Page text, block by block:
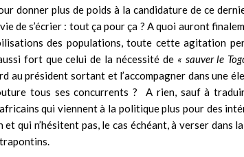
donner plus de poids à la candidature de ce
de s’écrier : tout ça pour ça ? A quoi auront
des populations, toute cette agitation
fort que celui de la nécessité de « sauver le
au président sortant et l’accompagner dans une
tous ses concurrents ? A rien, sauf à
qui viennent à la politique plus pour des
et qui n’hésitent pas, le cas échéant, à verser dans